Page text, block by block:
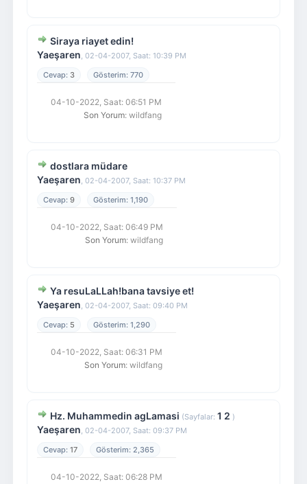
Siraya riayet edin!
Yaeşaren, 02-04-2007, Saat: 10:39 PM
3
770
04-10-2022, Saat: 06:51 PM
Son Yorum: wildfang
dostlara müdare
Yaeşaren, 02-04-2007, Saat: 10:37 PM
9
1,190
04-10-2022, Saat: 06:49 PM
Son Yorum: wildfang
Ya resuLaLLah!bana tavsiye et!
Yaeşaren, 02-04-2007, Saat: 09:40 PM
5
1,290
04-10-2022, Saat: 06:31 PM
Son Yorum: wildfang
Hz. Muhammedin agLamasi (Sayfalar: 1 2 )
Yaeşaren, 02-04-2007, Saat: 09:37 PM
17
2,365
04-10-2022, Saat: 06:28 PM